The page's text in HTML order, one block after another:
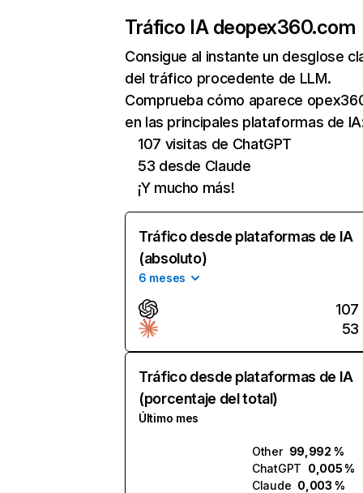
Tráfico IA deopex360.com
Consigue al instante un desglose
del tráfico procedente de LLM.
Comprueba cómo aparece
en las principales plataformas de
107 visitas de ChatGPT
53 desde Claude
¡Y mucho más!
Tráfico desde plataformas de IA
(absoluto)
6 meses
107
53
Tráfico desde plataformas de IA
(porcentaje del total)
Último mes
Other 99,992 %
ChatGPT 0,005 %
Claude 0,003 %